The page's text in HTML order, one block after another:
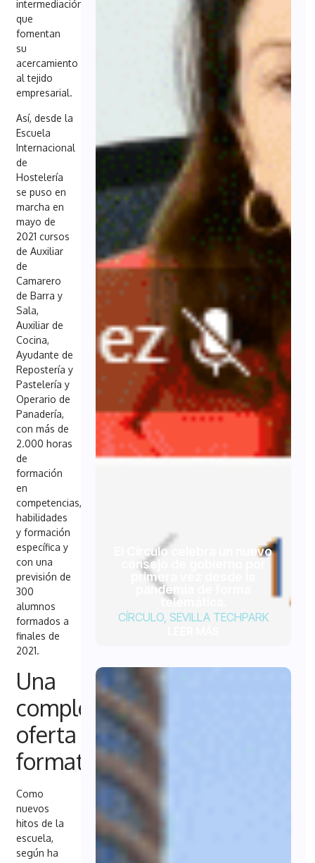
intermediación
que
fomentan
su
acercamiento
al tejido
empresarial.
Así, desde la
Escuela
Internacional
de
Hostelería
se puso en
marcha en
mayo de
2021 cursos
de Auxiliar
de
Camarero
de Barra y
Sala,
Auxiliar de
Cocina,
Ayudante de
Repostería y
Pastelería y
Operario de
Panadería,
con más de
2.000 horas
de
formación
en
competencias,
habilidades
y formación
específica y
con una
previsión de
300
alumnos
formados a
finales de
2021.
Una
completa
oferta
formativa
Como
nuevos
hitos de la
escuela,
según ha
El Círculo celebra un nuevo
consejo de gobierno por
primera vez desde la
pandemia de forma
telemática.
CÍRCULO, SEVILLA TECHPARK